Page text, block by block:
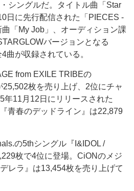
シングルだ。タイトル曲「Star
日に先行配信された「PIECES -
「My Job」、オーディション課
バージョンとなる
4曲が収録されている。
from EXILE TRIBEの
25,502枚を売り上げ、2位にチャ
年11月12日にリリースされた
青春のデッドライン』は22,879
の5thシングル『I&IDOL /
枚で4位に登場。CiONのメジ
レラ』は13,454枚を売り上げて